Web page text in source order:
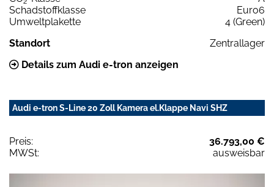
Schadstoffklasse
Euro6
Umweltplakette
4 (Green)
Standort
Zentrallager
Details zum Audi e-tron anzeigen
Audi e-tron S-Line 20 Zoll Kamera el.Klappe Navi SHZ
Preis:
36.793,00 €
MWSt:
ausweisbar